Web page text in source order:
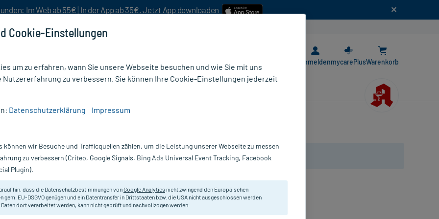
Im Web ab 55€ | In der App ab 35€. Jetzt App downloaden
AnmeldenmycarePlusWarenkorb
Nur für kurze Zeit:Gratis-Versand* ab 19€ Mindestbestellwert!
0,9 % ISO,
Kochsalzlösung zur internen und externen Anwendung.
Darreichung:
Lösung
Cookie-Einstellungen
um zu erfahren, wann Sie unsere Webseite besuchen und wie Sie mit uns
Nutzererfahrung zu verbessern. Sie können Ihre Cookie-Einstellungen jederzeit
Datenschutzerklärung Impressum
können wir Besuche und Trafficquellen zählen, um die Leistung unserer Webseite zu messen
zu verbessern (Criteo, Google Signals, Bing Ads Universal Event Tracking, Facebook
Plugin).
hin, dass die Datenschutzbestimmungen vonGoogle Analytics nicht zwingend den Europäischen
gem. EU-DSGVO genügen und ein Datentransfer in Drittstaaten bzw. die USA nicht ausgeschlossen werden
Daten dort verarbeitet werden, kann nicht geprüft und nachvollzogen werden.